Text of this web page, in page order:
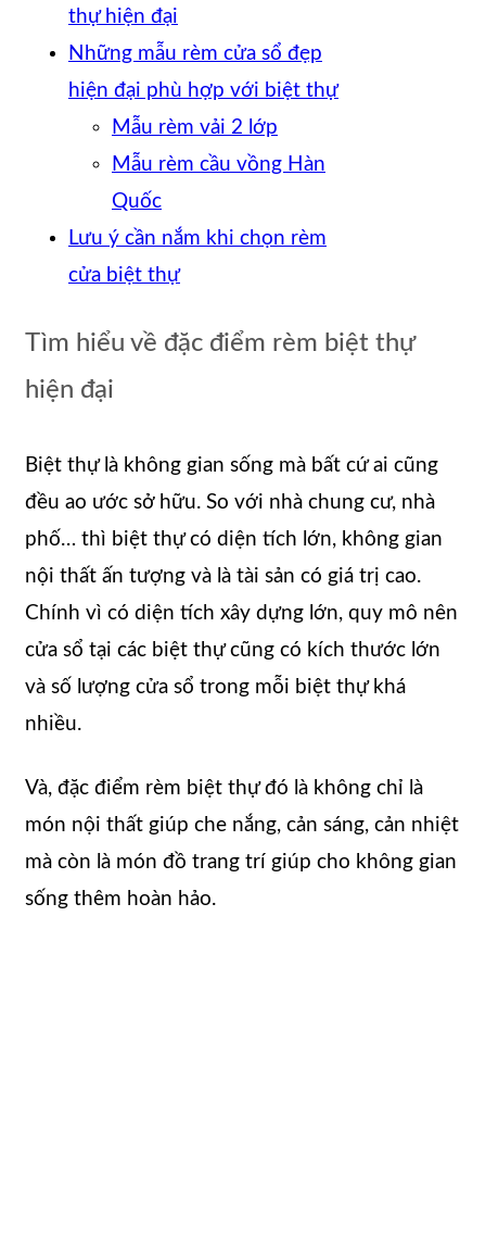
thự hiện đại
Những mẫu rèm cửa sổ đẹp
hiện đại phù hợp với biệt thự
Mẫu rèm vải 2 lớp
Mẫu rèm cầu vồng Hàn
Quốc
Lưu ý cần nắm khi chọn rèm
cửa biệt thự
Tìm hiểu về đặc điểm rèm biệt thự
hiện đại
Biệt thự là không gian sống mà bất cứ ai cũng
đều ao ước sở hữu. So với nhà chung cư, nhà
phố… thì biệt thự có diện tích lớn, không gian
nội thất ấn tượng và là tài sản có giá trị cao.
Chính vì có diện tích xây dựng lớn, quy mô nên
cửa sổ tại các biệt thự cũng có kích thước lớn
và số lượng cửa sổ trong mỗi biệt thự khá
nhiều.
Và, đặc điểm rèm biệt thự đó là không chỉ là
món nội thất giúp che nắng, cản sáng, cản nhiệt
mà còn là món đồ trang trí giúp cho không gian
sống thêm hoàn hảo.